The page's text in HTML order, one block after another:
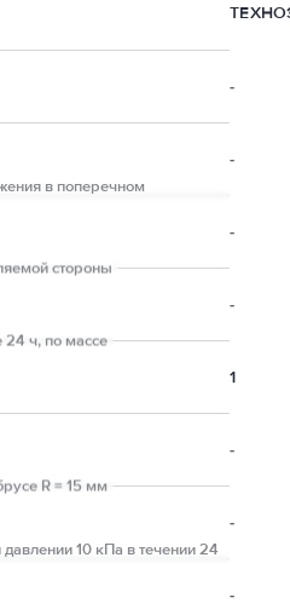
-
-
-
-
1
-
-
-
в поперечном
стороны
24 ч, по массе
R = 15 мм
10 кПа в течении 24